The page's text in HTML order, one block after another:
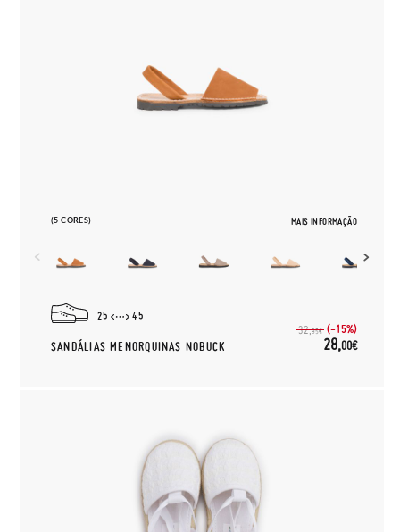
(5 CORES) MAIS INFORMAÇÃO
25 45
SANDÁLIAS MENORQUINAS NOBUCK
32,95€ (-15%)
28,00€